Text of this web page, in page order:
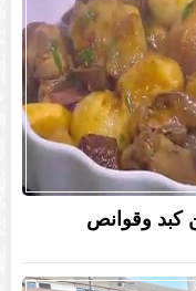
كبد وقوانص